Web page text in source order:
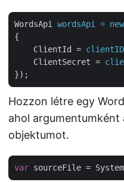
WordsApi
wordsApi =
{
ClientId
=
ClientSecret =
});
Hozzon létre egy
ahol
objektumot.
var